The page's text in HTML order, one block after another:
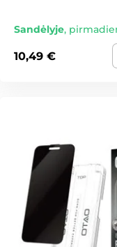
Sandėlyje,
10,49 €